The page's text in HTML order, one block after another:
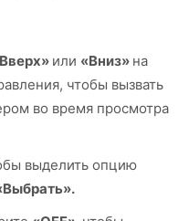
или «Вниз» на
чтобы вызвать
во время просмотра
выделить опцию